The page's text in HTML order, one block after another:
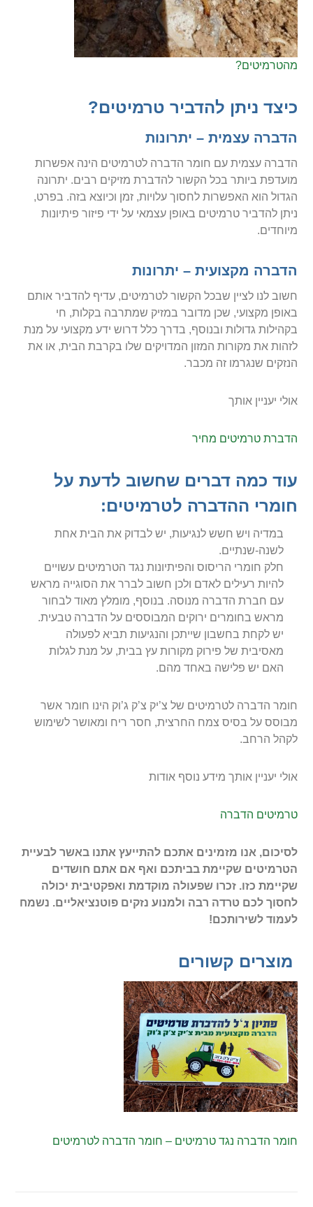
מהטרמיטים?
כיצד ניתן להדביר טרמיטים?
הדברה עצמית – יתרונות
הדברה עצמית עם חומר הדברה לטרמיטים הינה אפשרות
מועדפת ביותר בכל הקשור להדברת מזיקים רבים. יתרונה
הגדול הוא האפשרות לחסוך עלויות, זמן וכיוצא בזה. בפרט,
ניתן להדביר טרמיטים באופן עצמאי על ידי פיזור פיתיונות
מיוחדים.
הדברה מקצועית – יתרונות
חשוב לנו לציין שבכל הקשור לטרמיטים, עדיף להדביר אותם
באופן מקצועי, שכן מדובר במזיק שמתרבה בקלות, חי
בקהילות גדולות ובנוסף, בדרך כלל דרוש ידע מקצועי על מנת
לזהות את מקורות המזון המדויקים שלו בקרבת הבית, או את
הנזקים שנגרמו זה מכבר.
אולי יעניין אותך
הדברת טרמיטים מחיר
עוד כמה דברים שחשוב לדעת על
חומרי ההדברה לטרמיטים:
במדיה ויש חשש לנגיעות, יש לבדוק את הבית אחת
לשנה-שנתיים.
חלק חומרי הריסוס והפיתיונות נגד הטרמיטים עשויים
להיות רעילים לאדם ולכן חשוב לברר את הסוגייה מראש
עם חברת הדברה מנוסה. בנוסף, מומלץ מאוד לבחור
מראש בחומרים ירוקים המבוססים על הדברה טבעית.
יש לקחת בחשבון שייתכן והנגיעות תביא לפעולה
מאסיבית של פירוק מקורות עץ בבית, על מנת לגלות
האם יש פלישה באחד מהם.
חומר הדברה לטרמיטים של צ’יק צ’ק ג’וק הינו חומר אשר
מבוסס על בסיס צמח החרצית, חסר ריח ומאושר לשימוש
לקהל הרחב.
אולי יעניין אותך מידע נוסף אודות
טרמיטים הדברה
לסיכום, אנו מזמינים אתכם להתייעץ אתנו באשר לבעיית
הטרמיטים שקיימת בביתכם ואף אם אתם חושדים
שקיימת כזו. זכרו שפעולה מוקדמת ואפקטיבית יכולה
לחסוך לכם טרדה רבה ולמנוע נזקים פוטנציאליים. נשמח
לעמוד לשירותכם!
מוצרים קשורים
חומר הדברה נגד טרמיטים – חומר הדברה לטרמיטים